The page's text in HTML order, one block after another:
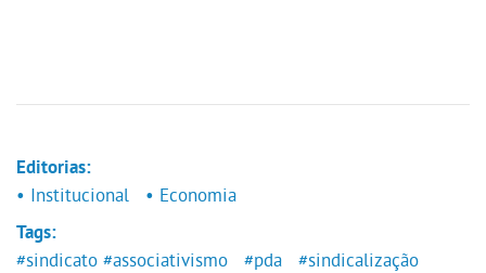
Editorias:
• Institucional
• Economia
Tags:
#sindicato #associativismo #pda
#sindicalização